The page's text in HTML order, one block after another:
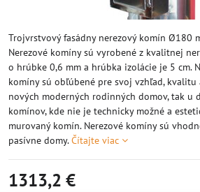
Trojvrstvový fasádny nerezový komín Ø180
Nerezové komíny sú vyrobené z kvalitnej
o hrúbke 0,6 mm a hrúbka izolácie je 5 cm.
komíny sú obľúbené pre svoj vzhľad, kvalitu
nových moderných rodinných domov, tak u
komínov, kde nie je technicky možné a
murovaný komín. Nerezové komíny sú
pasívne domy.Čítajte viac
1313,2 €